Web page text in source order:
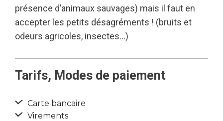
présence d’animaux sauvages) mais il faut en
accepter les petits désagréments ! (bruits et
odeurs agricoles, insectes…)
Tarifs, Modes de paiement
Carte bancaire
Virements